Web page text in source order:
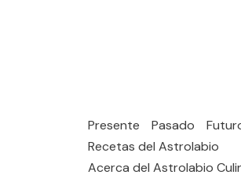
Presente Pasado
Recetas del Astrolabio
Acerca del Astrolabio